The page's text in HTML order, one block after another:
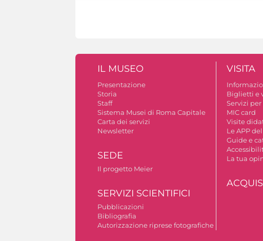
IL MUSEO
Presentazione
Storia
Staff
Sistema Musei di Roma Capitale
Carta dei servizi
Newsletter
SEDE
Il progetto Meier
SERVIZI SCIENTIFICI
Pubblicazioni
Bibliografia
Autorizzazione riprese fotografiche
VISITA
Biglietti e
Servizi
MIC card
Visite
Le APP
Guide e
La tua